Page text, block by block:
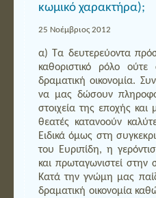
κωμικό χαρακτήρα);
25 Νοέμβριος 2012
α) Τα δευτερεύοντα
καθοριστικό ρόλο
δραματική οικονομία.
να μας δώσουν
στοιχεία της εποχής και
θεατές κατανοούν
Ειδικά όμως στη
του Ευριπίδη, η
και πρωταγωνιστεί
Κατά την γνώμη μας
δραματική οικονομία